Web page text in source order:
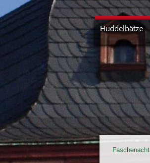
Navigation
überspringen
Huddelbätze
Kerl wach uff
Faschenacht